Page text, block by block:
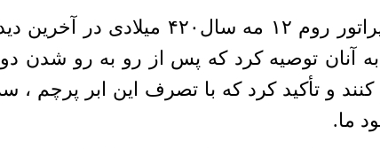
تئودوسیوس دوم ، امپراتور
به آنان توصیه کرد که پس از رو به رو شدن
و تأکید کرد که با تصرف این ابر پرچم ،
ما.